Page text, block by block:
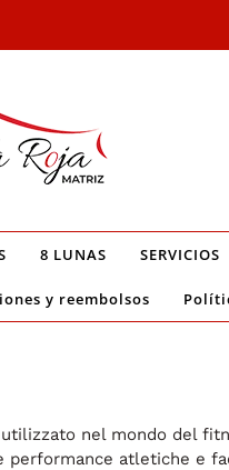
8 LUNAS SERVICIOS
y reembolsos
nel mondo del
atletiche e